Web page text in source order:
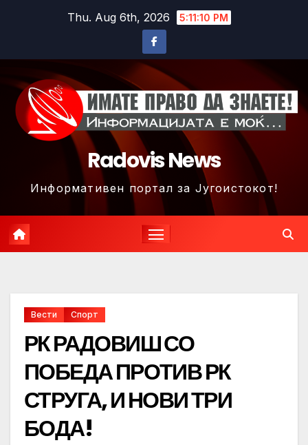
Thu. Aug 6th, 2026 5:11:13 PM
Radovis News
Информативен портал за Југоистокот!
Вести Спорт
РК РАДОВИШ СО
ПОБЕДА ПРОТИВ РК
СТРУГА, И НОВИ ТРИ
БОДА!